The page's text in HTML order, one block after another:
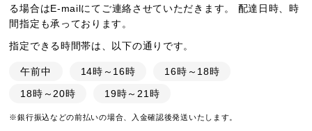
る場合はE-mailにてご連絡させていただきます。 配達日時、時
間指定も承っております。
指定できる時間帯は、以下の通りです。
午前中 14時～16時
16時～18時
18時～20時
19時～21時
※銀行振込などの前払いの場合、入金確認後発送いたします。